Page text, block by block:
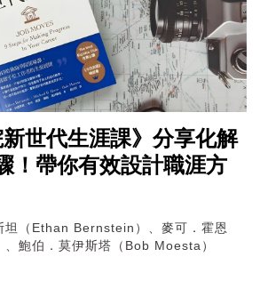
新世代生涯課》分享化解
！帶你有效設計職涯方
坦（Ethan Bernstein）、麥可．霍恩
鮑伯．莫伊斯塔（Bob Moesta）